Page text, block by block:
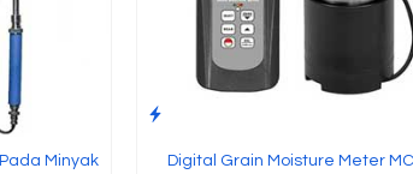
Minyak
Digital Grain Moisture Meter